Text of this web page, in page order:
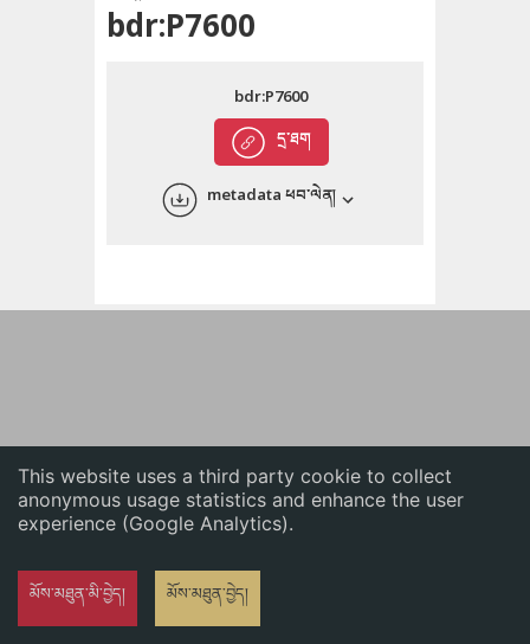
This website uses a third party cookie to collect
anonymous usage statistics and enhance the user
experience (Google Analytics).
མོས་མཐུན་མི་བྱེད། མོས་མཐུན་བྱེད།
English
bdr:P7600
དྲ་ཐག
bdr:P7600
metadata ཕབ་ལེན།